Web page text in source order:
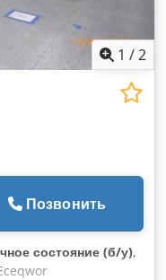
1 /2
Позвонить
состояние (б/у),